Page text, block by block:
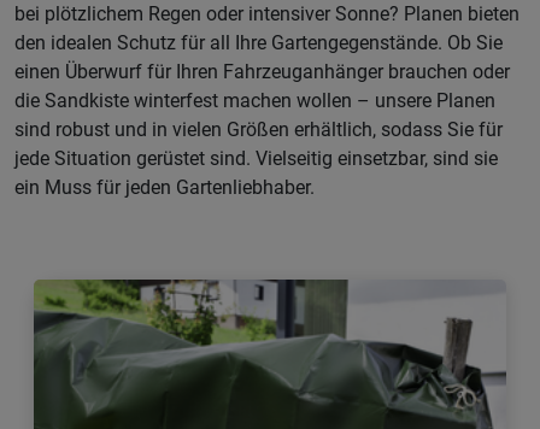
bei plötzlichem Regen oder intensiver Sonne? Planen bieten
den idealen Schutz für all Ihre Gartengegenstände. Ob Sie
einen Überwurf für Ihren Fahrzeuganhänger brauchen oder
die Sandkiste winterfest machen wollen – unsere Planen
sind robust und in vielen Größen erhältlich, sodass Sie für
jede Situation gerüstet sind. Vielseitig einsetzbar, sind sie
ein Muss für jeden Gartenliebhaber.